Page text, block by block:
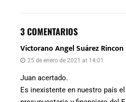
3 COMENTARIOS
Victorano Angel Suárez Rincon
25 de enero de 2021 at 14:01
Juan acertado.
Es inexistente en nuestro país